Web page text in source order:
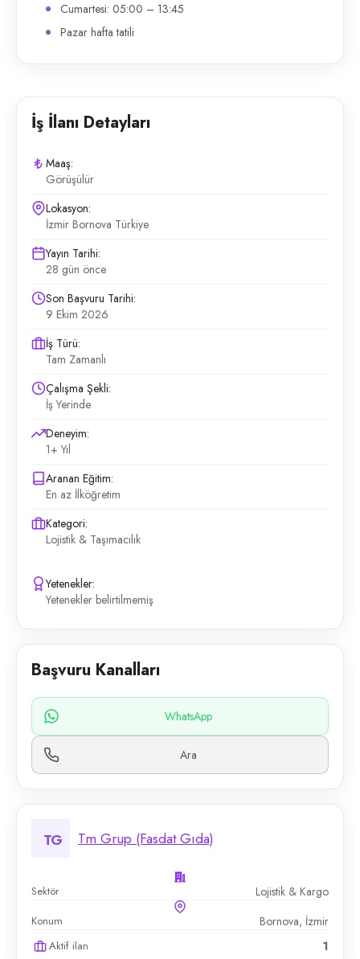
Cumartesi: 05:00 – 13:45
Pazar hafta tatili
İş İlanı Detayları
Maaş:
Görüşülür
Lokasyon:
İzmir Bornova Türkiye
Yayın Tarihi:
28 gün önce
Son Başvuru Tarihi:
9 Ekim 2026
İş Türü:
Tam Zamanlı
Çalışma Şekli:
İş Yerinde
Deneyim:
1+ Yıl
Aranan Eğitim:
En az İlköğretim
Kategori:
Lojistik & Taşımacılık
Yetenekler:
Yetenekler belirtilmemiş
Başvuru Kanalları
WhatsApp
Ara
TG Tm Grup (Fasdat Gıda)
Sektör Lojistik & Kargo
Konum Bornova, İzmir
Aktif ilan 1